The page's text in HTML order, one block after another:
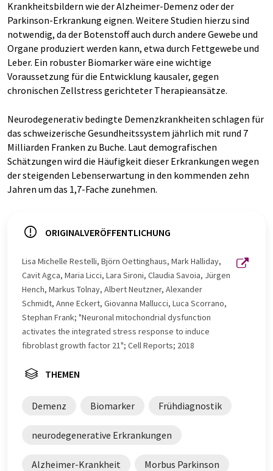
Krankheitsbildern wie der Alzheimer-Demenz oder der
Parkinson-Erkrankung eignen. Weitere Studien hierzu sind
notwendig, da der Botenstoff auch durch andere Gewebe und
Organe produziert werden kann, etwa durch Fettgewebe und
Leber. Ein robuster Biomarker wäre eine wichtige
Voraussetzung für die Entwicklung kausaler, gegen
chronischen Zellstress gerichteter Therapieansätze.
Neurodegenerativ bedingte Demenzkrankheiten schlagen für
das schweizerische Gesundheitssystem jährlich mit rund 7
Milliarden Franken zu Buche. Laut demografischen
Schätzungen wird die Häufigkeit dieser Erkrankungen wegen
der steigenden Lebenserwartung in den kommenden zehn
Jahren um das 1,7-Fache zunehmen.
ORIGINALVERÖFFENTLICHUNG
Lisa Michelle Restelli, Björn Oettinghaus, Mark Halliday,
Cavit Agca, Maria Licci, Lara Sironi, Claudia Savoia, Jürgen
Hench, Markus Tolnay, Albert Neutzner, Alexander
Schmidt, Anne Eckert, Giovanna Mallucci, Luca Scorrano,
Stephan Frank; "Neuronal mitochondrial dysfunction
activates the integrated stress response to induce
fibroblast growth factor 21"; Cell Reports; 2018
THEMEN
Demenz Biomarker Frühdiagnostik
neurodegenerative Erkrankungen
Alzheimer-Krankheit Morbus Parkinson